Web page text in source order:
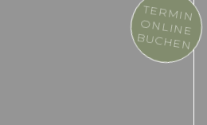
TERMIN
ONLINE
BUCHEN